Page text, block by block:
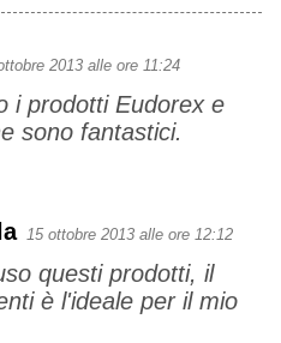
2013 alle ore 11:24
i prodotti Eudorex e
sono fantastici.
15 ottobre 2013 alle ore 12:12
questi prodotti, il
è l'ideale per il mio